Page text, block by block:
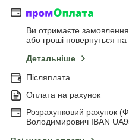
Ви отримаєте замовлення
або гроші повернуться на
Детальніше
Післяплата
Оплата на рахунок
Розрахунковий рахунок
Володимирович IBAN